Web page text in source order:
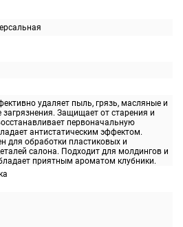
удаляет пыль, грязь, масляные и
загрязнения. Защищает от старения и
первоначальную
антистатическим эффектом.
для обработки пластиковых и
салона. Подходит для молдингов и
приятным ароматом клубники.